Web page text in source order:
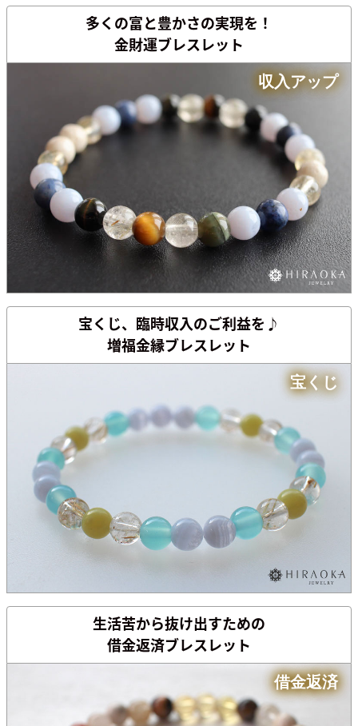
多くの富と豊かさの実現を！
金財運ブレスレット
収入アップ
宝くじ、臨時収入のご利益を♪
増福金縁ブレスレット
宝くじ
生活苦から抜け出すための
借金返済ブレスレット
借金返済